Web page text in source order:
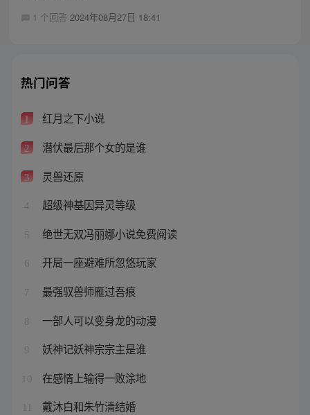
1 个回答 2024年08月27日 18:41
热门问答
1 红月之下小说
2 潜伏最后那个女的是谁
3 灵兽还原
4 超级神基因异灵等级
5 绝世无双冯丽娜小说免费阅读
6 开局一座避难所忽悠玩家
7 最强驭兽师雁过吾痕
8 一部人可以变身龙的动漫
9 妖神记妖神宗宗主是谁
10 在感情上输得一败涂地
戴沐白和朱竹清结婚